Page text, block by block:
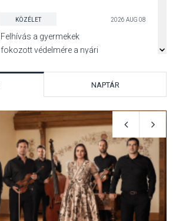
KÖZÉLET 2026 AUG 08
Felhívás a gyermekek
fokozott védelmére a nyári
KULTÚRA
Reneszánsz dallamok
csendülnek fel a visegrádi
Királyi Palota
díszudvarában
KULTÚRA 2026 AUG 07
NAPTÁR